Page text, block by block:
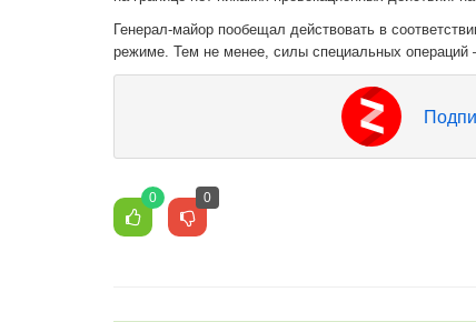
Генерал-майор пообещал действовать в
режиме. Тем не менее, силы специальных операций
0 0